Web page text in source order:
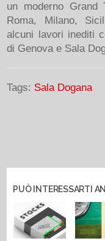
un moderno
Roma, Milano,
alcuni lavori inediti
di Genova e Sala
Tags: Sala Dogana
PUÒ INTERESSARTI